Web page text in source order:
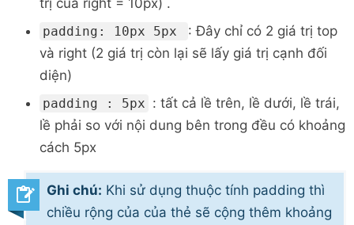
padding: 10px 5px
: Đây chỉ có 2 giá trị top
và right (2 giá trị còn lại sẽ lấy giá trị cạnh đối
diện)
padding : 5px : tất cả lề trên, lề dưới, lề trái,
lề phải so với nội dung bên trong đều có khoảng
cách 5px
Ghi chú: Khi sử dụng thuộc tính padding thì
chiều rộng của của thẻ sẽ cộng thêm khoảng